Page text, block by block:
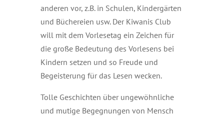
anderen vor, z.B. in Schulen, Kindergärten
und Büchereien usw. Der Kiwanis Club
will mit dem Vorlesetag ein Zeichen für
die große Bedeutung des Vorlesens bei
Kindern setzen und so Freude und
Begeisterung für das Lesen wecken.
Tolle Geschichten über ungewöhnliche
und mutige Begegnungen von Mensch